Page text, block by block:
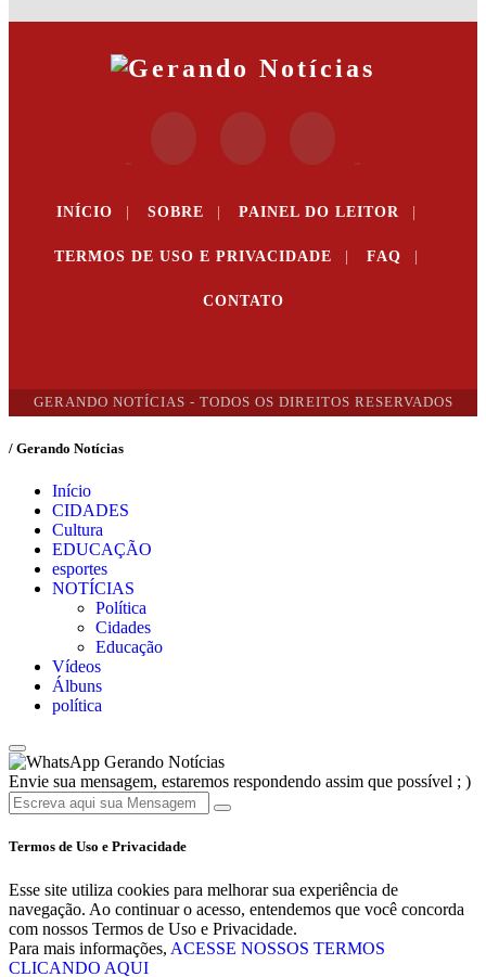
INÍCIO SOBRE PAINEL DO LEITOR
TERMOS DE USO E PRIVACIDADE FAQ
CONTATO
GERANDO NOTÍCIAS - TODOS OS DIREITOS RESERVADOS
/ Gerando Notícias
Início
CIDADES
Cultura
EDUCAÇÃO
esportes
NOTÍCIAS
Política
Cidades
Educação
Vídeos
Álbuns
política
Gerando Notícias
Envie sua mensagem, estaremos respondendo assim que possível ; )
Termos de Uso e Privacidade
Esse site utiliza cookies para melhorar sua experiência de
navegação. Ao continuar o acesso, entendemos que você concorda
com nossos Termos de Uso e Privacidade.
Para mais informações, ACESSE NOSSOS TERMOS
CLICANDO AQUI